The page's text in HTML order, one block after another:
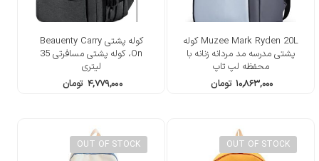
Muzee Mark Ryden 20L کوله
پشتی مدرسه مد مردانه زنانه با
محفظه لپ تاپ
۱۰,۸۶۳,۰۰۰ تومان
کوله پشتی Beauenty Carry
On، کوله پشتی مسافرتی 35
لیتری
۴,۷۷۹,۰۰۰ تومان
OUT OF STOCK
OUT OF STOCK